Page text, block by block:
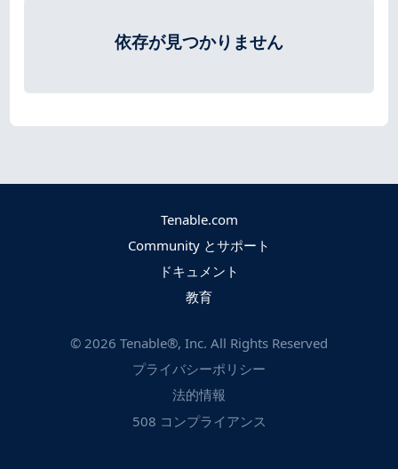
依存が見つかりません
Tenable.com
Community とサポート
ドキュメント
教育
© 2026 Tenable®, Inc. All Rights Reserved
プライバシーポリシー
法的情報
508 コンプライアンス